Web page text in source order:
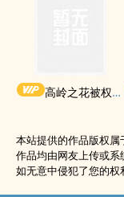
高岭之花被权贵轮了后
本站提供的作品版权属
作品均由网友上传或系
如无意中侵犯了您的权